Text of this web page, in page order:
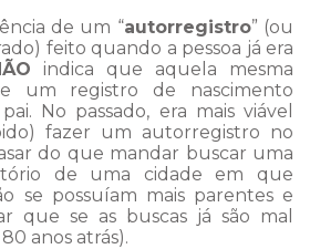
de um “autorregistro” (ou
feito quando a pessoa já era
indica que aquela mesma
um registro de nascimento
No passado, era mais viável
fazer um autorregistro no
do que mandar buscar uma
de uma cidade em que
se possuíam mais parentes e
que se as buscas já são mal
anos atrás).